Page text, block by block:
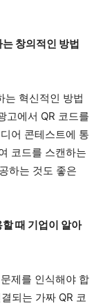
창의적인 방법
는 혁신적인 방법
고에서 QR 코드를
어 콘테스트에 통
코드를 스캔하는
하는 것도 좋은
때 기업이 알아
제를 인식해야 합
되는 가짜 QR 코